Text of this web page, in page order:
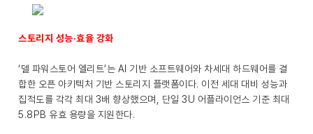
스토리지 성능·효율 강화
‘델 파워스토어 엘리트’는 AI 기반 소프트웨어와 차세대 하드웨어를 결
합한 오픈 아키텍처 기반 스토리지 플랫폼이다. 이전 세대 대비 성능과
집적도를 각각 최대 3배 향상했으며, 단일 3U 어플라이언스 기준 최대
5.8PB 유효 용량을 지원한다.